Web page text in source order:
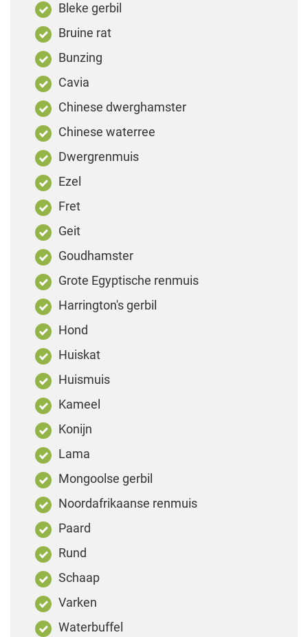
Bleke gerbil
Bruine rat
Bunzing
Cavia
Chinese dwerghamster
Chinese waterree
Dwergrenmuis
Ezel
Fret
Geit
Goudhamster
Grote Egyptische renmuis
Harrington's gerbil
Hond
Huiskat
Huismuis
Kameel
Konijn
Lama
Mongoolse gerbil
Noordafrikaanse renmuis
Paard
Rund
Schaap
Varken
Waterbuffel